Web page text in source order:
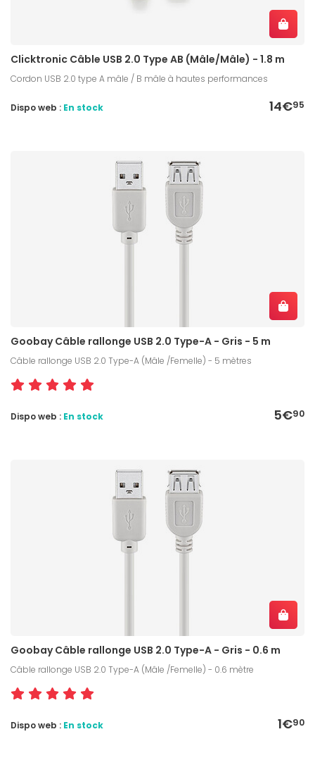
Clicktronic Câble USB 2.0 Type AB (Mâle/Mâle) - 1.8 m
Cordon USB 2.0 type A mâle / B mâle à hautes performances
14€95
Dispo web : En stock
Goobay Câble rallonge USB 2.0 Type-A - Gris - 5 m
Câble rallonge USB 2.0 Type-A (Mâle /Femelle) - 5 mètres
5€90
Dispo web : En stock
Goobay Câble rallonge USB 2.0 Type-A - Gris - 0.6 m
Câble rallonge USB 2.0 Type-A (Mâle /Femelle) - 0.6 mètre
1€90
Dispo web : En stock